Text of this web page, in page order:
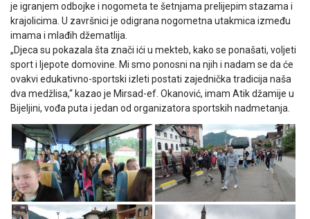
je igranjem odbojke i nogometa te šetnjama prelijepim stazama i
krajolicima. U završnici je odigrana nogometna utakmica između
imama i mlađih džematlija.
„Djeca su pokazala šta znači ići u mekteb, kako se ponašati, voljeti
sport i ljepote domovine. Mi smo ponosni na njih i nadam se da će
ovakvi edukativno-sportski izleti postati zajednička tradicija naša
dva medžlisa,“ kazao je Mirsad-ef. Okanović, imam Atik džamije u
Bijeljini, vođa puta i jedan od organizatora sportskih nadmetanja.